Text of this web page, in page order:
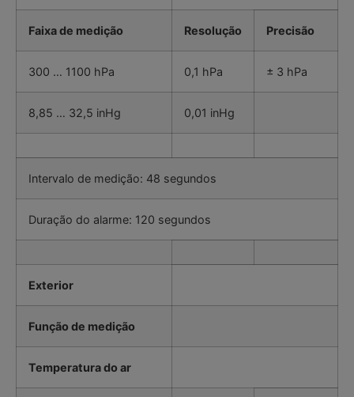
Faixa de medição Resolução Precisão
300 … 1100 hPa 0,1 hPa ± 3 hPa
8,85 … 32,5 inHg 0,01 inHg
Intervalo de medição: 48 segundos
Duração do alarme: 120 segundos
Exterior
Função de medição
Temperatura do ar